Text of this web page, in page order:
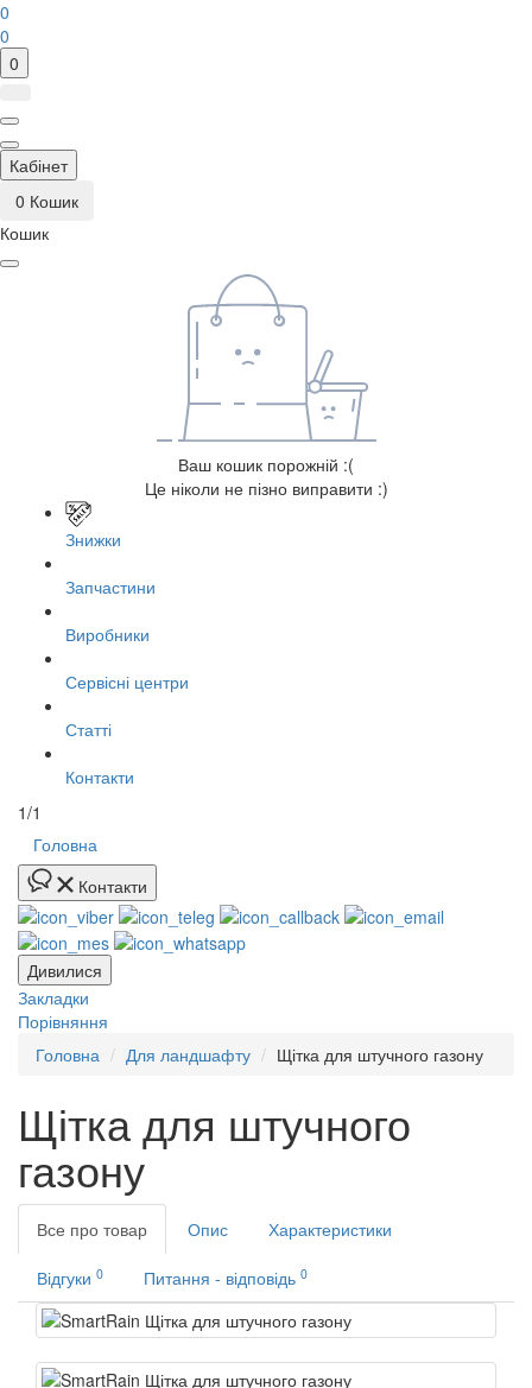
0
0
0
Кабінет
0 Кошик
Кошик
Ваш кошик порожній :(
Це ніколи не пізно виправити :)
Знижки
Запчастини
Виробники
Сервісні центри
Статті
Контакти
1/1
Головна
Контакти
Дивилися
Закладки
Порівняння
Головна
Для ландшафту Щітка для штучного газону
Щітка для штучного
газону
Все про товар Опис Характеристики
Відгуки 0 Питання - відповідь 0